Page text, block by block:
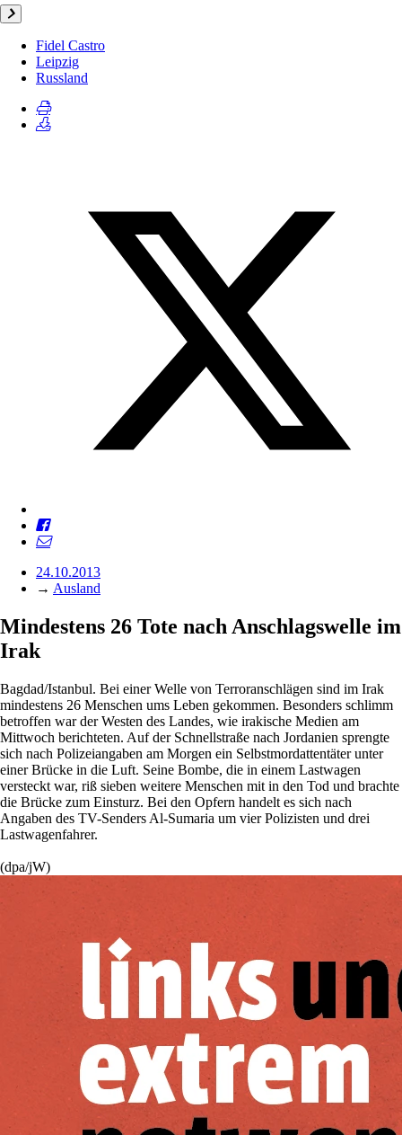
Fidel Castro
Leipzig
Russland
24.10.2013
→ Ausland
Mindestens 26 Tote nach Anschlagswelle im
Irak
Bagdad/Istanbul. Bei einer Welle von Terroranschlägen sind im Irak
mindestens 26 Menschen ums Leben gekommen. Besonders schlimm
betroffen war der Westen des Landes, wie irakische Medien am
Mittwoch berichteten. Auf der Schnellstraße nach Jordanien sprengte
sich nach Polizeiangaben am Morgen ein Selbstmordattentäter unter
einer Brücke in die Luft. Seine Bombe, die in einem Lastwagen
versteckt war, riß sieben weitere Menschen mit in den Tod und brachte
die Brücke zum Einsturz. Bei den Opfern handelt es sich nach
Angaben des TV-Senders Al-Sumaria um vier Polizisten und drei
Lastwagenfahrer.
(dpa/jW)